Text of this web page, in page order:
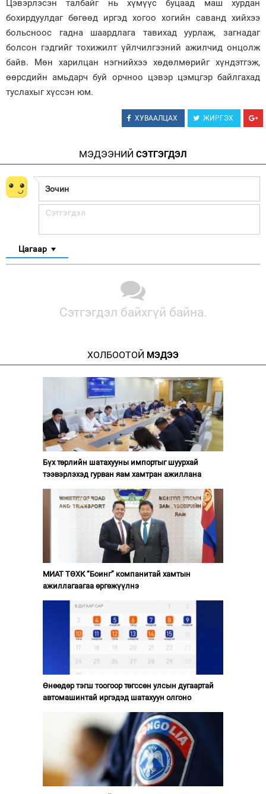
Цэвэрлэсэн талбайг нь хүмүүс буцаад маш хурдан
бохирдуулдаг бөгөөд иргэд хогоо хогийн саванд хийхээ
больсноос гадна шаардлага тавихад уурлаж, загнадаг
болсон гэдгийг тохижилт үйлчилгээний ажилчид онцолж
байв. Мөн харилцан нэгнийхээ хөдөлмөрийг хүндэтгэж,
өөрсдийн амьдарч буй орчноо цэвэр цэмцгэр байлгахад
туслахыг хүссэн юм.
ХУВААЛЦАХ ЖИРГЭХ
МЭДЭЭНИЙ СЭТГЭГДЭЛ
Цагаар
Сэтгэгдэл байхгүй байна.
ХОЛБООТОЙ МЭДЭЭ
Бүх төрлийн шатахууны импортыг шуурхай
тээвэрлэхэд гурван яам хамтран ажиллана
МИАТ ТӨХК “Боинг” компанитай хамтын
ажиллагаагаа өргөжүүлнэ
Өнөөдөр тэгш тоогоор төгссөн улсын дугаартай
автомашинтай иргэдэд шатахуун олгоно